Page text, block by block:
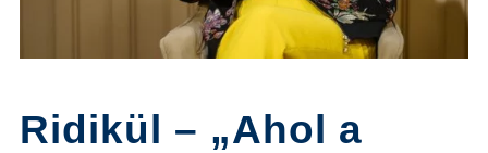
Ridikül – „Ahol a